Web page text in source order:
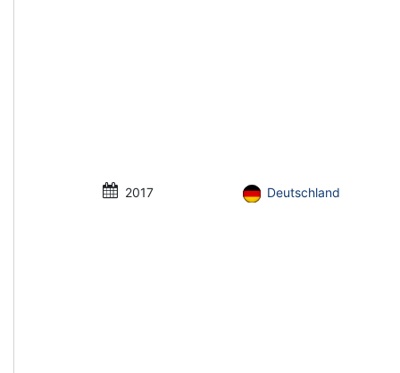
2017 Deutschland